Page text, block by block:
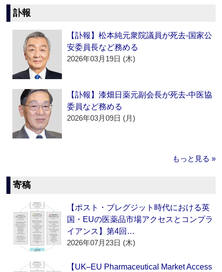
訃報
【訃報】松本純元衆院議員が死去‐国家公
安委員長など務める
2026年03月19日 (木)
【訃報】漆畑日薬元副会長が死去‐中医協
委員など務める
2026年03月09日 (月)
もっと見る »
寄稿
【ポスト・ブレグジット時代における英
国・EUの医薬品市場アクセスとコンプラ
イアンス】第4回…
2026年07月23日 (木)
【UK–EU Pharmaceutical Market Access